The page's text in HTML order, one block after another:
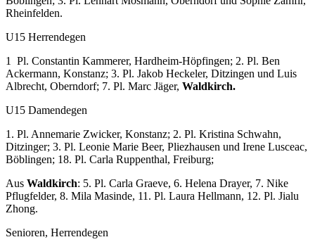
Rheinfelden.
U15 Herrendegen
1 Pl. Constantin Kammerer, Hardheim-Höpfingen; 2. Pl. Ben
Ackermann, Konstanz; 3. Pl. Jakob Heckeler, Ditzingen und Luis
Albrecht, Oberndorf; 7. Pl. Marc Jäger, Waldkirch.
U15 Damendegen
1. Pl. Annemarie Zwicker, Konstanz; 2. Pl. Kristina Schwahn,
Ditzinger; 3. Pl. Leonie Marie Beer, Pliezhausen und Irene Lusceac,
Böblingen; 18. Pl. Carla Ruppenthal, Freiburg;
Aus Waldkirch: 5. Pl. Carla Graeve, 6. Helena Drayer, 7. Nike
Pflugfelder, 8. Mila Masinde, 11. Pl. Laura Hellmann, 12. Pl. Jialu
Zhong.
Senioren, Herrendegen